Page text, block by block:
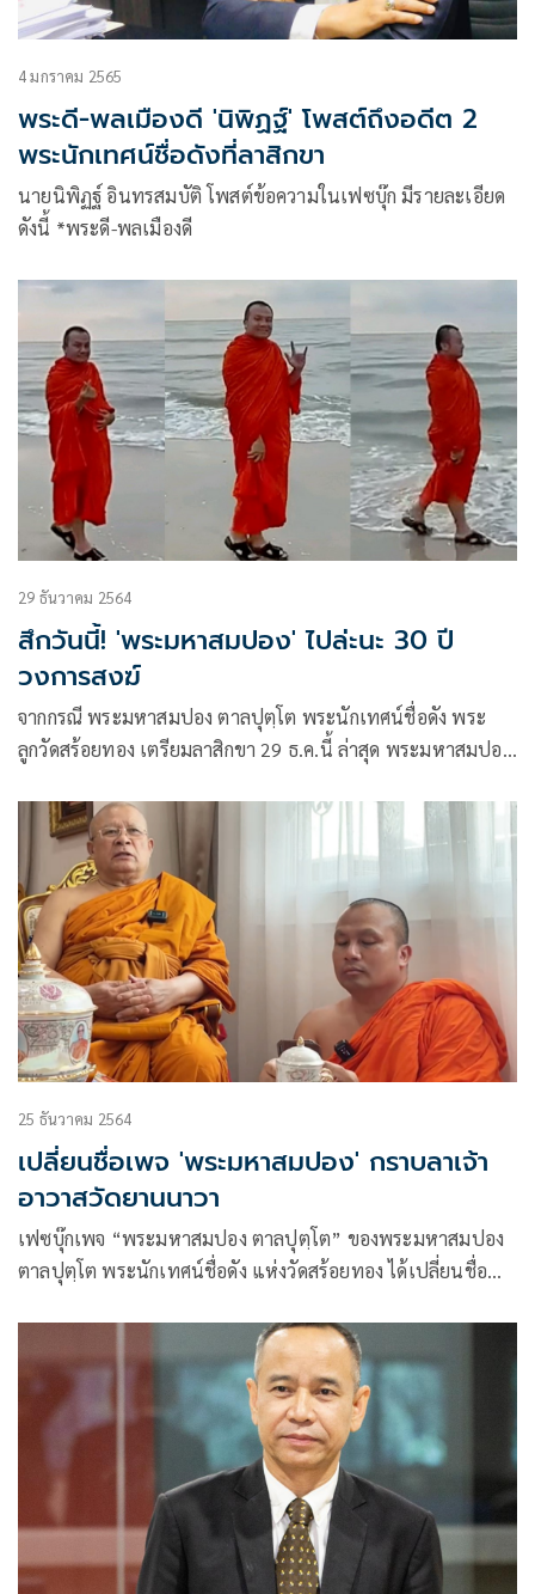
4 มกราคม 2565
พระดี-พลเมืองดี 'นิพิฏฐ์' โพสต์ถึงอดีต 2
พระนักเทศน์ชื่อดังที่ลาสิกขา
นายนิพิฏฐ์ อินทรสมบัติ โพสต์ข้อความในเฟซบุ๊ก มีรายละเอียด
ดังนี้ *พระดี-พลเมืองดี
29 ธันวาคม 2564
สึกวันนี้! 'พระมหาสมปอง' ไปล่ะนะ 30 ปี
วงการสงฆ์
จากกรณี พระมหาสมปอง ตาลปุตฺโต พระนักเทศน์ชื่อดัง พระ
ลูกวัดสร้อยทอง เตรียมลาสิกขา 29 ธ.ค.นี้ ล่าสุด พระมหาสมปอง
25 ธันวาคม 2564
เปลี่ยนชื่อเพจ 'พระมหาสมปอง' กราบลาเจ้า
อาวาสวัดยานนาวา
เฟซบุ๊กเพจ “พระมหาสมปอง ตาลปุตฺโต” ของพระมหาสมปอง
ตาลปุตฺโต พระนักเทศน์ชื่อดัง แห่งวัดสร้อยทอง ได้เปลี่ยนชื่อ